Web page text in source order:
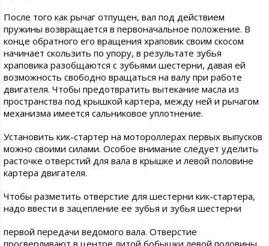
После того как рычаг отпущен, вал под действием
пружины возвращается в первоначальное положение. В
конце обратного его вращения храповик своим скосом
начинает скользить по упору, в результате зубья
храповика разобщаются с зубьями шестерни, давая ей
возможность свободно вращаться на валу при работе
двигателя. Чтобы предотвратить вытекание масла из
пространства под крышкой картера, между ней и рычагом
механизма имеется сальниковое уплотнение.
Установить кик-стартер на мотороллерах первых выпусков
можно своими силами. Особое внимание следует уделить
расточке отверстий для вала в крышке и левой половине
картера двигателя.
Чтобы разметить отверстие для шестерни кик-стартера,
надо ввести в зацепление ее зубья и зубья шестерни
первой передачи ведомого вала. Отверстие
просверливают в центре литой бобышки левой половины